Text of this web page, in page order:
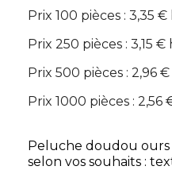
Prix 100 pièces : 3,35 €
Prix 250 pièces : 3,15 €
Prix 500 pièces : 2,96
Prix 1000 pièces : 2,56
Peluche doudou ours
selon vos souhaits :